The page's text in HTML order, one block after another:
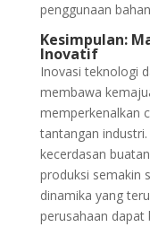
penggunaan
Kesimpulan:
Inovatif
Inovasi teknologi
membawa
memperkenalkan
tantangan
kecerdasan
produksi semakin
dinamika yang
perusahaan dapat